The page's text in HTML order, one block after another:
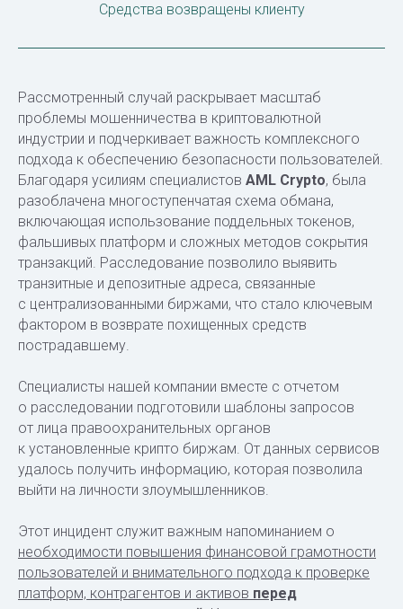
Средства возвращены клиенту
Рассмотренный случай раскрывает масштаб
проблемы мошенничества в криптовалютной
индустрии и подчеркивает важность комплексного
подхода к обеспечению безопасности пользователей.
Благодаря усилиям специалистов AML Crypto, была
разоблачена многоступенчатая схема обмана,
включающая использование поддельных токенов,
фальшивых платформ и сложных методов сокрытия
транзакций. Расследование позволило выявить
транзитные и депозитные адреса, связанные
с централизованными биржами, что стало ключевым
фактором в возврате похищенных средств
пострадавшему.
Специалисты нашей компании вместе с отчетом
о расследовании подготовили шаблоны запросов
от лица правоохранительных органов
к установленные крипто биржам. От данных сервисов
удалось получить информацию, которая позволила
выйти на личности злоумышленников.
Этот инцидент служит важным напоминанием о
необходимости повышения финансовой грамотности
пользователей и внимательного подхода к проверке
платформ, контрагентов и активов перед